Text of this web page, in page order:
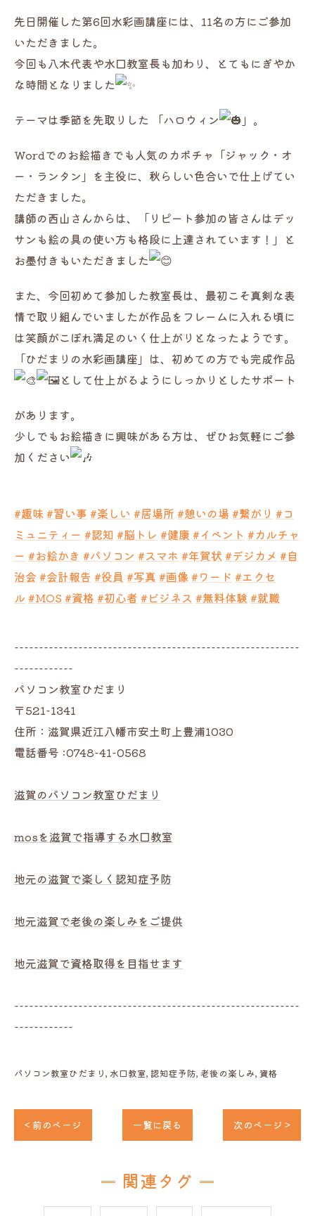
先日開催した第6回水彩画講座には、11名の方にご参加
いただきました。
今回も八木代表や水口教室長も加わり、とてもにぎやか
な時間となりました
テーマは季節を先取りした 「ハロウィン 」。
Wordでのお絵描きでも人気のカボチャ「ジャック・オ
ー・ランタン」を主役に、秋らしい色合いで仕上げてい
ただきました。
講師の西山さんからは、「リピート参加の皆さんはデッ
サンも絵の具の使い方も格段に上達されています！」と
お墨付きもいただきました
また、今回初めて参加した教室長は、最初こそ真剣な表
情で取り組んでいましたが作品をフレームに入れる頃に
は笑顔がこぼれ満足のいく仕上がりとなったようです。
「ひだまりの水彩画講座」は、初めての方でも完成作品
として仕上がるようにしっかりとしたサポート
があります。
少しでもお絵描きに興味がある方は、ぜひお気軽にご参
加ください
#趣味 #習い事 #楽しい #居場所 #憩いの場 #繋がり #コ
ミュニティー #認知 #脳トレ #健康 #イベント #カルチャ
ー #お絵かき #パソコン #スマホ #年賀状 #デジカメ #自
治会 #会計報告 #役員 #写真 #画像 #ワード #エクセ
ル #MOS #資格 #初心者 #ビジネス #無料体験 #就職
----------------------------------------------------------
------------
パソコン教室ひだまり
〒521-1341
住所：滋賀県近江八幡市安土町上豊浦1030
電話番号 :0748-41-0568
滋賀のパソコン教室ひだまり
mosを滋賀で指導する水口教室
地元の滋賀で楽しく認知症予防
地元滋賀で老後の楽しみをご提供
地元滋賀で資格取得を目指せます
----------------------------------------------------------
------------
パソコン教室ひだまり 水口教室 認知症予防 老後の楽しみ 資格
< 前のページ 一覧に戻る 次のページ >
関連タグ